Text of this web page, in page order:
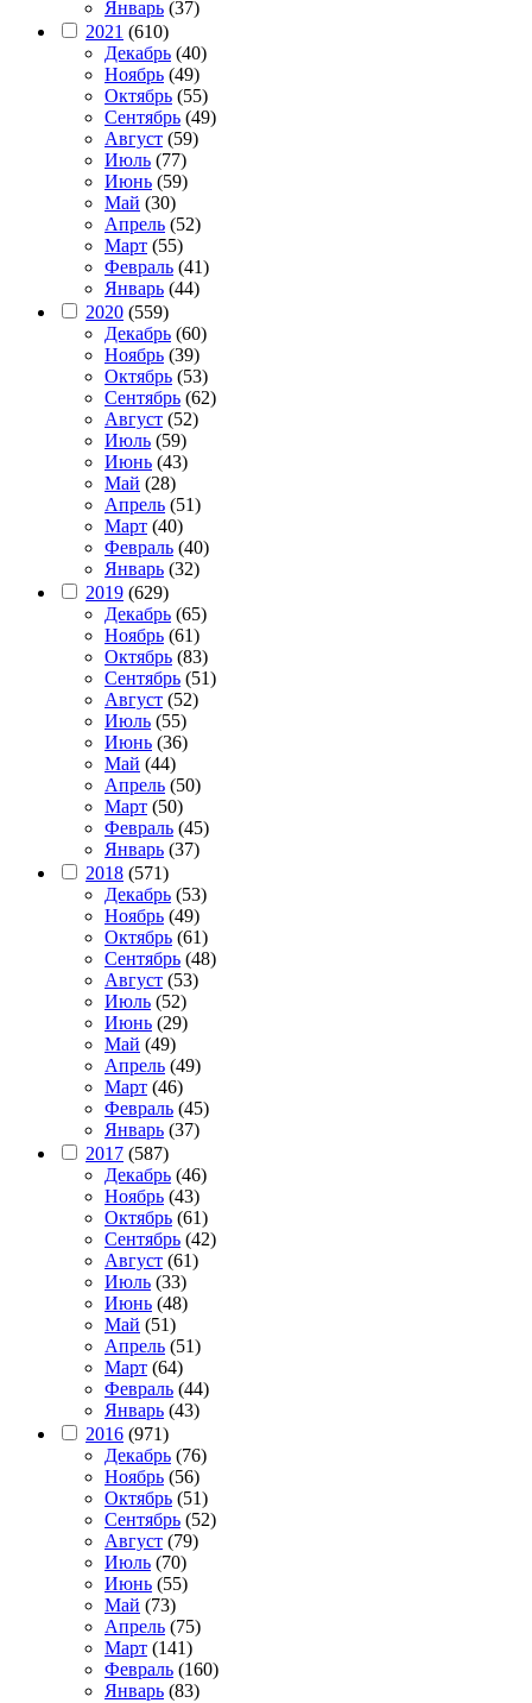
Январь (37)
2021 (610)
Декабрь (40)
Ноябрь (49)
Октябрь (55)
Сентябрь (49)
Август (59)
Июль (77)
Июнь (59)
Май (30)
Апрель (52)
Март (55)
Февраль (41)
Январь (44)
2020 (559)
Декабрь (60)
Ноябрь (39)
Октябрь (53)
Сентябрь (62)
Август (52)
Июль (59)
Июнь (43)
Май (28)
Апрель (51)
Март (40)
Февраль (40)
Январь (32)
2019 (629)
Декабрь (65)
Ноябрь (61)
Октябрь (83)
Сентябрь (51)
Август (52)
Июль (55)
Июнь (36)
Май (44)
Апрель (50)
Март (50)
Февраль (45)
Январь (37)
2018 (571)
Декабрь (53)
Ноябрь (49)
Октябрь (61)
Сентябрь (48)
Август (53)
Июль (52)
Июнь (29)
Май (49)
Апрель (49)
Март (46)
Февраль (45)
Январь (37)
2017 (587)
Декабрь (46)
Ноябрь (43)
Октябрь (61)
Сентябрь (42)
Август (61)
Июль (33)
Июнь (48)
Май (51)
Апрель (51)
Март (64)
Февраль (44)
Январь (43)
2016 (971)
Декабрь (76)
Ноябрь (56)
Октябрь (51)
Сентябрь (52)
Август (79)
Июль (70)
Июнь (55)
Май (73)
Апрель (75)
Март (141)
Февраль (160)
Январь (83)